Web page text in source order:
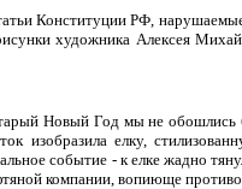
Конституции РФ,
художника Алексея
Новый Год мы не обошлись
изобразила елку,
событие - к елке жадно
компании, вопиюще